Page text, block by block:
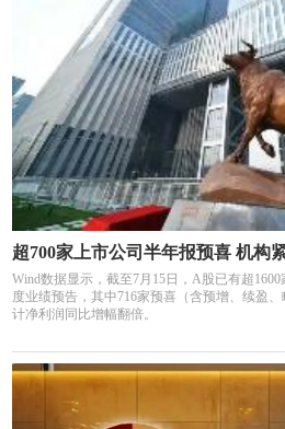
超700家上市公司半年报预喜 机构
Wind数据显示，截至7月15日，A股已有超
度业绩预告，其中716家预喜（含预增、续盈
计净利润同比增幅翻倍。